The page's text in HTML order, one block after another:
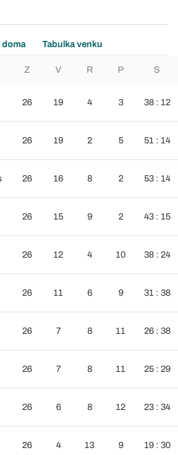
doma Tabulka venku
Z V R P S
26 19 4 3 38 : 12
26 19 2 5 51 : 14
26 16 8 2 53 : 14
26 15 9 2 43 : 15
26 12 4 10 38 : 24
26 11 6 9 31 : 38
26 7 8 11 26 : 38
26 7 8 11 25 : 29
26 6 8 12 23 : 34
26 4 13 9 19 : 30